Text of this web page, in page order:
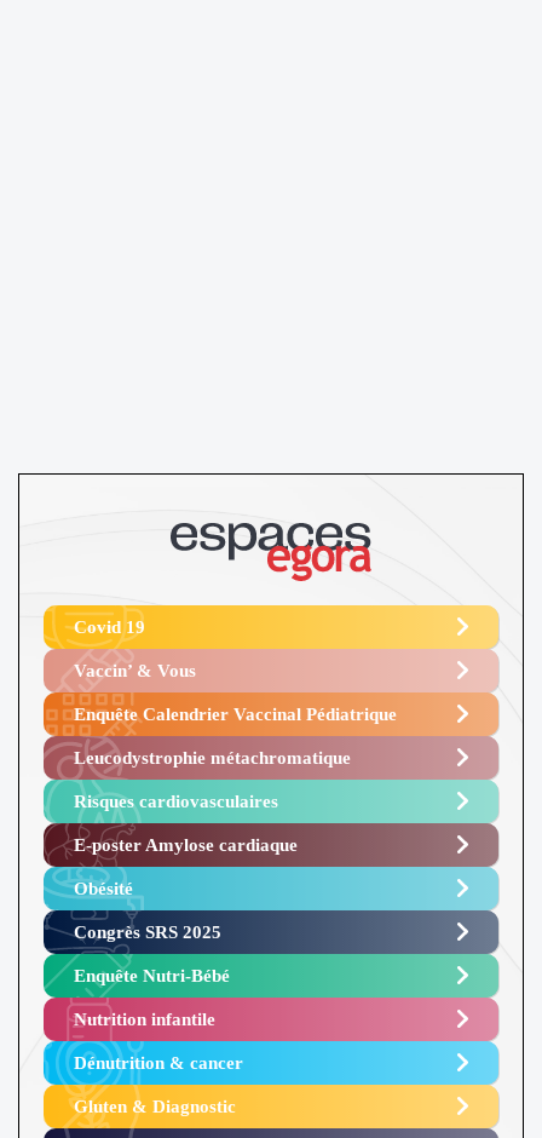
Covid 19
Vaccin’ & Vous
Enquête Calendrier Vaccinal Pédiatrique
Leucodystrophie métachromatique
Risques cardiovasculaires
E-poster Amylose cardiaque ​
Obésité ​
Congrès SRS 2025 ​
Enquête Nutri-Bébé ​
Nutrition infantile
Dénutrition & cancer
Gluten & Diagnostic